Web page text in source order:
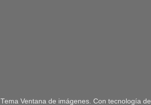
Tema Ventana de imágenes. Con tecnología de